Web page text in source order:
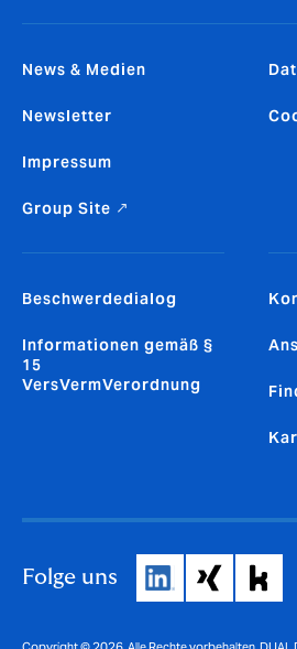
News & Medien
Newsletter
Impressum
Group Site ↗
Beschwerdedialog
Informationen gemäß §
15
VersVermVerordnung
Folge uns